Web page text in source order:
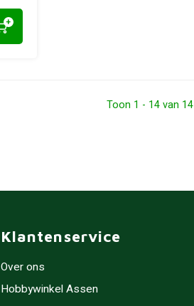
+
Toon 1 - 14 van 14
Klantenservice
Over ons
Hobbywinkel Assen